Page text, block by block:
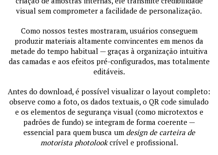
visual sem comprometer a facilidade de personalização.
Como nossos testes mostraram, usuários conseguem
produzir materiais altamente convincentes em menos da
metade do tempo habitual — graças à organização intuitiva
das camadas e aos efeitos pré-configurados, mas totalmente
editáveis.
Antes do download, é possível visualizar o layout completo:
observe como a foto, os dados textuais, o QR code simulado
e os elementos de segurança visual (como microtextos e
padrões de fundo) se integram de forma coerente —
essencial para quem busca um design de carteira de
motorista photolookcrível e profissional.